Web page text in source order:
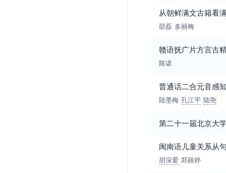
从朝鲜满文古籍看
邵磊 多丽梅
赣语抚广片方言古
陈诺
普通话二合元音感
陆墨梅 孔江平 陆尧
第二十一届北京大
闽南语儿童关系从
胡深爱 郑丽婷